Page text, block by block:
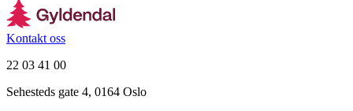
Kontakt oss
22 03 41 00
Sehesteds gate 4, 0164 Oslo